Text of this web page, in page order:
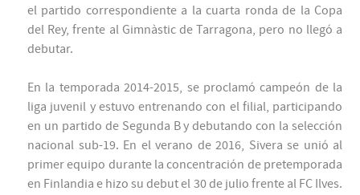
el partido correspondiente a la cuarta ronda de la Copa
del Rey, frente al Gimnàstic de Tarragona, pero no llegó a
debutar.
En la temporada 2014-2015, se proclamó campeón de la
liga juvenil y estuvo entrenando con el filial, participando
en un partido de Segunda B y debutando con la selección
nacional sub-19. En el verano de 2016, Sivera se unió al
primer equipo durante la concentración de pretemporada
en Finlandia e hizo su debut el 30 de julio frente al FC Ilves.